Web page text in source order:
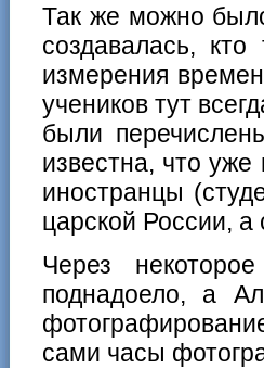
Так же можно
создавалась,
измерения
учеников тут
были
известна, что
иностранцы
царской России,
Через
поднадоело, а
сами часы